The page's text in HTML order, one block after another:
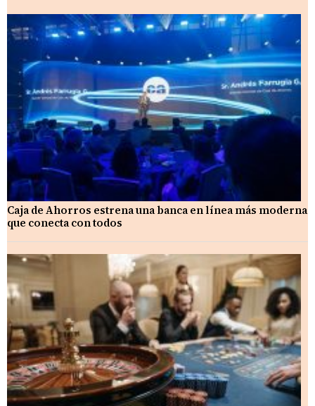
Caja de Ahorros estrena una banca en línea más moderna
que conecta con todos